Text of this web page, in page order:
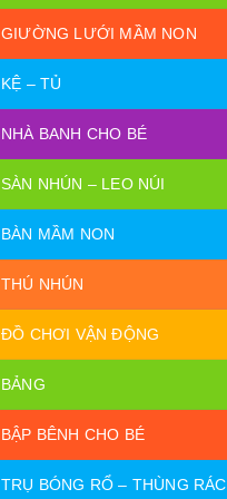
GIƯỜNG LƯỚI MẦM NON
KỆ – TỦ
NHÀ BANH CHO BÉ
SÀN NHÚN – LEO NÚI
BÀN MẦM NON
THÚ NHÚN
ĐỒ CHƠI VẬN ĐỘNG
BẢNG
BẬP BÊNH CHO BÉ
TRỤ BÓNG RỔ – THÙNG RÁC